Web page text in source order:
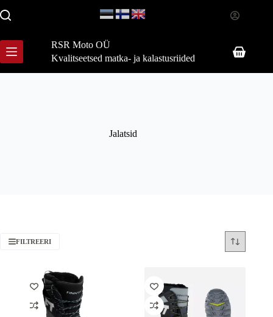
to
RSR Moto OÜ
Kvalitseetsed matka- ja kalastusriided
Shopping
Jalatsid
FILTREERI